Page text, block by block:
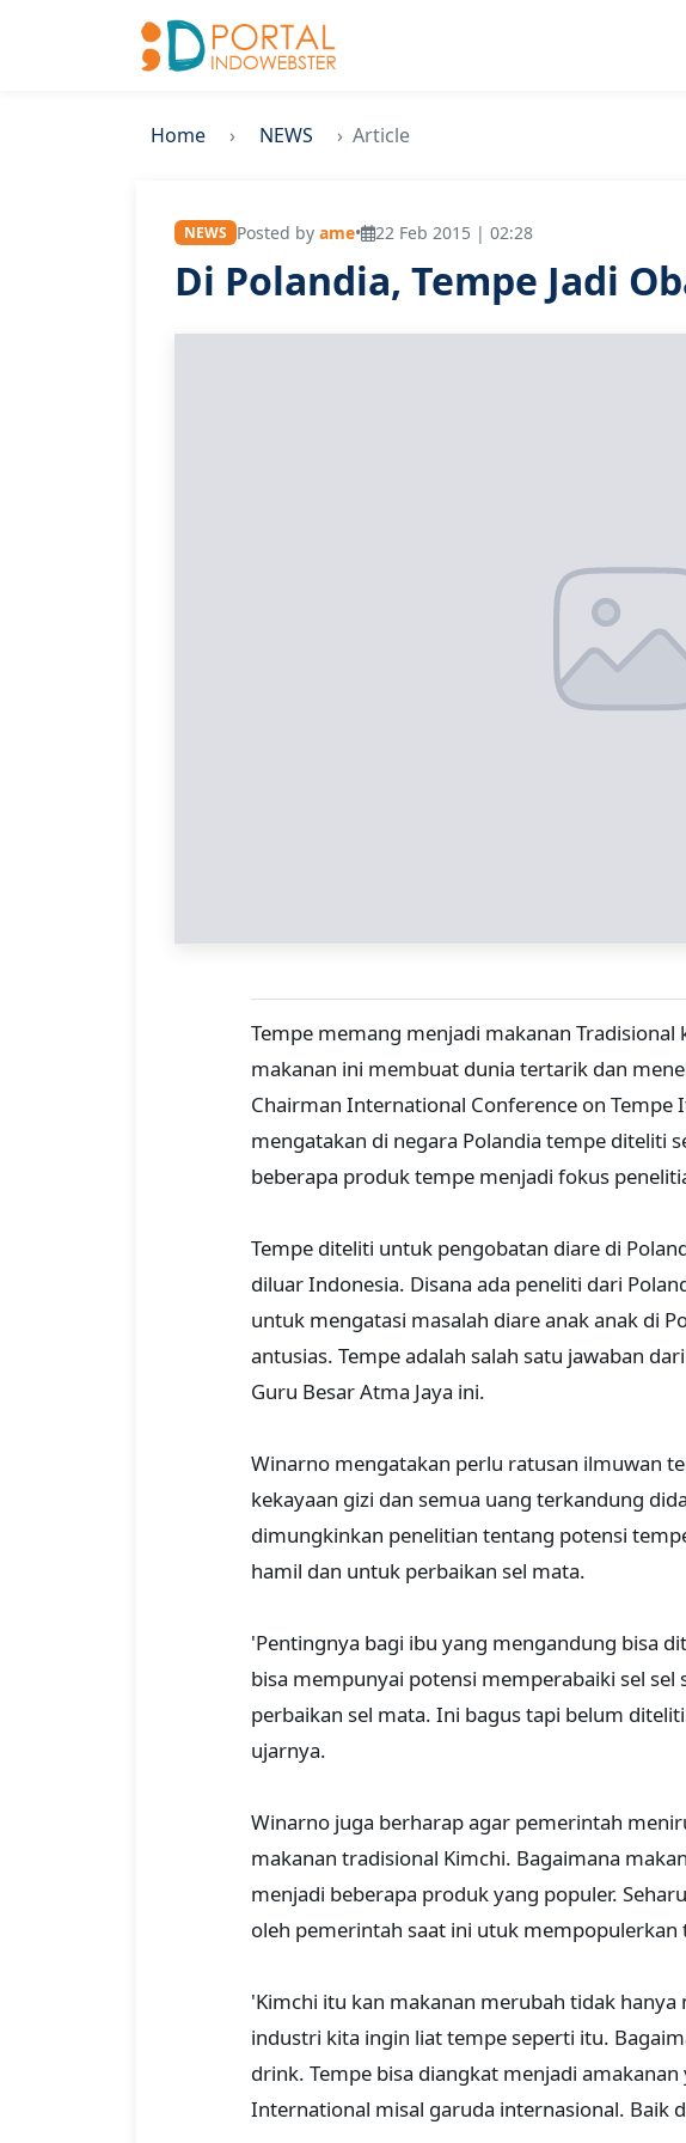
Home NEWS Article
NEWS Posted by ame• 22 Feb 2015 | 02:28
Di Polandia, Tempe Jadi
Tempe memang menjadi makanan Tradisional
makanan ini membuat dunia tertarik dan
Chairman International Conference on Tempe
mengatakan di negara Polandia tempe diteliti
beberapa produk tempe menjadi fokus
Tempe diteliti untuk pengobatan diare di
diluar Indonesia. Disana ada peneliti dari
untuk mengatasi masalah diare anak anak di
antusias. Tempe adalah salah satu jawaban
Guru Besar Atma Jaya ini.
Winarno mengatakan perlu ratusan ilmuwan
kekayaan gizi dan semua uang terkandung
dimungkinkan penelitian tentang potensi
hamil dan untuk perbaikan sel mata.
'Pentingnya bagi ibu yang mengandung bisa
bisa mempunyai potensi memperabaiki sel
perbaikan sel mata. Ini bagus tapi belum
ujarnya.
Winarno juga berharap agar pemerintah
makanan tradisional Kimchi. Bagaimana
menjadi beberapa produk yang populer.
oleh pemerintah saat ini utuk mempopulerkan
'Kimchi itu kan makanan merubah tidak
industri kita ingin liat tempe seperti itu.
drink. Tempe bisa diangkat menjadi
International misal garuda internasional. Baik